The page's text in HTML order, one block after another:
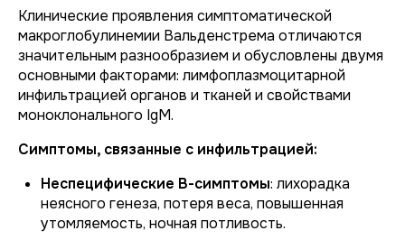
Клинические проявления симптоматической
макроглобулинемии Вальденстрема отличаются
значительным разнообразием и обусловлены двумя
основными факторами: лимфоплазмоцитарной
инфильтрацией органов и тканей и свойствами
моноклонального IgM.
Симптомы, связанные с инфильтрацией:
Неспецифические В-симптомы: лихорадка
неясного генеза, потеря веса, повышенная
утомляемость, ночная потливость.